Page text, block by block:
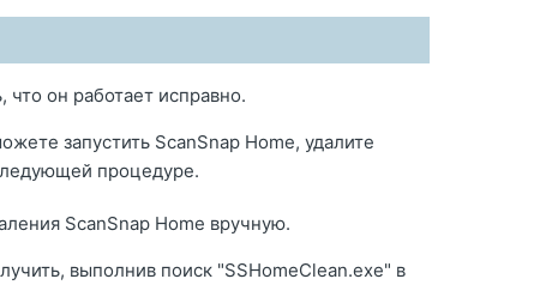
он работает исправно.
запустить ScanSnap Home, удалите
процедуре.
ScanSnap Home вручную.
выполнив поиск "SSHomeClean.exe" в